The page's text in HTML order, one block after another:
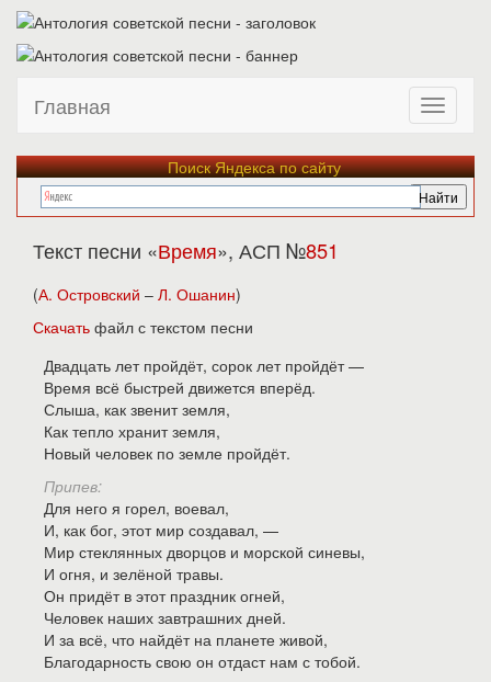
Главная
Поиск Яндекса по сайту
Текст песни «Время», АСП №851
(А. Островский – Л. Ошанин)
Скачать файл с текстом песни
Двадцать лет пройдёт, сорок лет пройдёт —
Время всё быстрей движется вперёд.
Слыша, как звенит земля,
Как тепло хранит земля,
Новый человек по земле пройдёт.
Припев:
Для него я горел, воевал,
И, как бог, этот мир создавал, —
Мир стеклянных дворцов и морской синевы,
И огня, и зелёной травы.
Он придёт в этот праздник огней,
Человек наших завтрашних дней.
И за всё, что найдёт на планете живой,
Благодарность свою он отдаст нам с тобой.